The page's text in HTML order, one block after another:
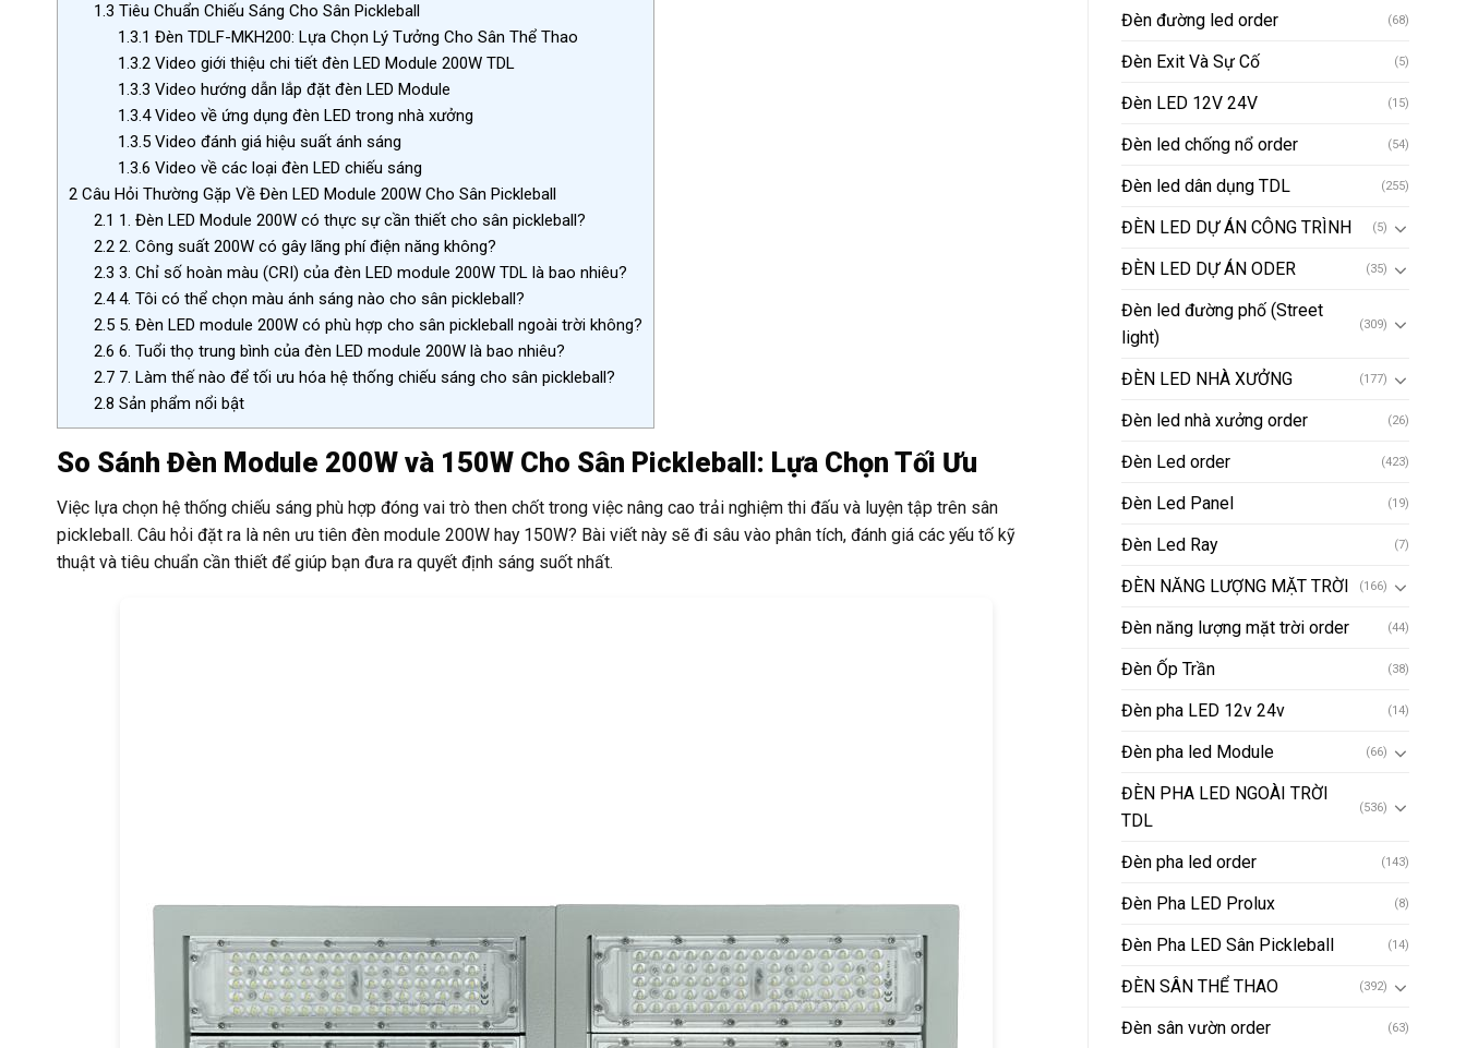
1.3 Tiêu Chuẩn Chiếu Sáng Cho Sân Pickleball
1.3.1 Đèn TDLF-MKH200: Lựa Chọn Lý Tưởng Cho Sân Thể Thao
1.3.2 Video giới thiệu chi tiết đèn LED Module 200W TDL
1.3.3 Video hướng dẫn lắp đặt đèn LED Module
1.3.4Video về ứng dụng đèn LED trong nhà xưởng
1.3.5 Video đánh giá hiệu suất ánh sáng
1.3.6 Video về các loại đèn LED chiếu sáng
2 Câu Hỏi Thường Gặp Về Đèn LED Module 200W Cho Sân Pickleball
2.1 1. Đèn LED Module 200W có thực sự cần thiết cho sân pickleball?
2.22. Công suất 200W có gây lãng phí điện năng không?
2.3 3. Chỉ số hoàn màu (CRI) của đèn LED module 200W TDL là bao nhiêu?
2.44. Tôi có thể chọn màu ánh sáng nào cho sân pickleball?
2.55. Đèn LED module 200W có phù hợp cho sân pickleball ngoài trời không?
2.6 6. Tuổi thọ trung bình của đèn LED module 200W là bao nhiêu?
2.77. Làm thế nào để tối ưu hóa hệ thống chiếu sáng cho sân pickleball?
2.8 Sản phẩm nổi bật
So Sánh Đèn Module 200W và 150W Cho Sân Pickleball: Lựa Chọn Tối Ưu
Việc lựa chọn hệ thống chiếu sáng phù hợp đóng vai trò then chốt trong việc nâng cao trải nghiệm thi đấu và luyện tập trên sân
pickleball. Câu hỏi đặt ra là nên ưu tiên đèn module 200W hay 150W? Bài viết này sẽ đi sâu vào phân tích, đánh giá các yếu tố kỹ
thuật và tiêu chuẩn cần thiết để giúp bạn đưa ra quyết định sáng suốt nhất.
Đèn đường led order (68)
Đèn Exit Và Sự Cố (5)
Đèn LED 12V 24V (15)
Đèn led chống nổ order (54)
Đèn led dân dụng TDL (255)
ĐÈN LED DỰ ÁN CÔNG TRÌNH (5)
ĐÈN LED DỰ ÁN ODER (35)
Đèn led đường phố (Street
light)
(309)
ĐÈN LED NHÀ XƯỞNG (177)
Đèn led nhà xưởng order (26)
Đèn Led order (423)
Đèn Led Panel (19)
Đèn Led Ray (7)
ĐÈN NĂNG LƯỢNG MẶT TRỜI (166)
Đèn năng lượng mặt trời order (44)
Đèn Ốp Trần (38)
Đèn pha LED 12v 24v (14)
Đèn pha led Module (66)
ĐÈN PHA LED NGOÀI TRỜI
TDL
(536)
Đèn pha led order (143)
Đèn Pha LED Prolux (8)
Đèn Pha LED Sân Pickleball (14)
ĐÈN SÂN THỂ THAO (392)
Đèn sân vườn order (63)